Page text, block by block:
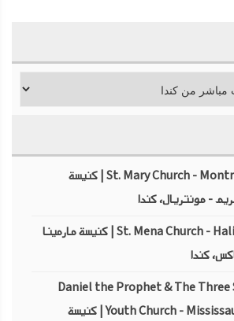
St. Mary Church - Montreal, CA | كنيسة
- مونتريال، كندا
St. Mena Church - Halifax, CA | كنيسة مارمينا
كندا
Daniel the Prophet & The Three
Youth Church - Mississauga, CA | كنيسة